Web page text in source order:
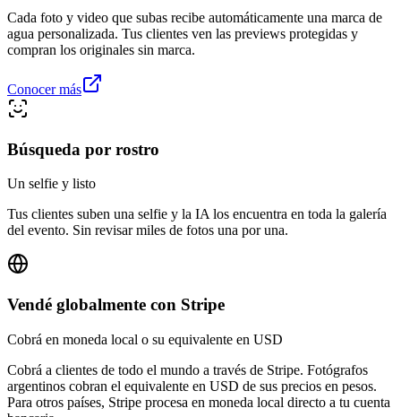
Cada foto y video que subas recibe automáticamente una marca de
agua personalizada. Tus clientes ven las previews protegidas y
compran los originales sin marca.
Conocer más
Búsqueda por rostro
Un selfie y listo
Tus clientes suben una selfie y la IA los encuentra en toda la galería
del evento. Sin revisar miles de fotos una por una.
Vendé globalmente con Stripe
Cobrá en moneda local o su equivalente en USD
Cobrá a clientes de todo el mundo a través de Stripe. Fotógrafos
argentinos cobran el equivalente en USD de sus precios en pesos.
Para otros países, Stripe procesa en moneda local directo a tu cuenta